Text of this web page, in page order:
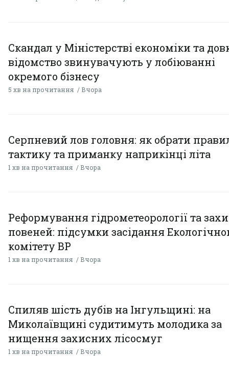
Скандал у Міністерстві економіки та
відомство звинувачують у лобіюванні
окремого бізнесу
5 хв на прочитання Вчора
Серпневий лов головня: як обрати
тактику та приманку наприкінці літа
1 хв на прочитання Вчора
Реформування гідрометеорології та
повеней: підсумки засідання
комітету ВР
1 хв на прочитання Вчора
Спиляв шість дубів на Інгульщині: на
Миколаївщині судитимуть молодика за
нищення захисних лісосмуг
1 хв на прочитання Вчора